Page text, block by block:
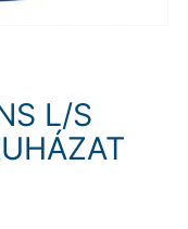
L/S